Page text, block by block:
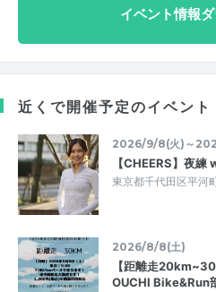
イベント情報
近くで開催予定のイベント
2026/9/8(火)～
【CHEERS】夜
東京都千代田区平河
2026/8/8(土)
【距離走
OUCHI Bike&Run